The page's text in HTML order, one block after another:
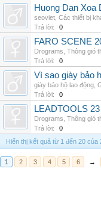
Huong Dan Xoa
seoviet Các thiết bị
Trả lời:
0
FARO SCENE
Drograms Thông gió
Trả lời:
0
Vì sao giày bảo
giày bảo hộ lao động
Trả lời:
0
LEADTOOLS
Drograms Thông gió
Trả lời:
0
Hiển thị kết quả từ 1 đến 20 của
1 2 3 4 5 6 →